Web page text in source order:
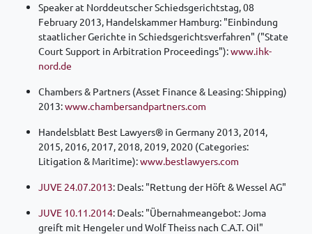
Speaker at Norddeutscher Schiedsgerichtstag, 08
February 2013, Handelskammer Hamburg: "Einbindung
staatlicher Gerichte in Schiedsgerichtsverfahren" ("State
Court Support in Arbitration Proceedings"):www.ihk-
nord.de
Chambers & Partners (Asset Finance & Leasing: Shipping)
2013:www.chambersandpartners.com
Handelsblatt Best Lawyers® in Germany 2013, 2014,
2015, 2016, 2017, 2018, 2019, 2020 (Categories:
Litigation & Maritime):www.bestlawyers.com
JUVE 24.07.2013: Deals: "Rettung der Höft & Wessel AG"
JUVE 10.11.2014: Deals: "Übernahmeangebot: Joma
greift mit Hengeler und Wolf Theiss nach C.A.T. Oil"